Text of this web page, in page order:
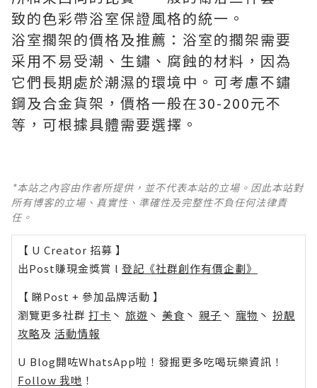
致的色彩帶浴室保證風格的統一。
浴室擱架的價格及推薦：浴室的擱架需要
采用不易受潮、生鏽、腐蝕的材料，因為
它們長期處於潮濕的環境中。可考慮不鏽
鋼及合金貨架，價格一般在30-200元不
等，可根據具體需要選擇。
*本站之內容由作者所提供，並不代表本站的立場。因此本站對
所有博客的立場、真實性、準確性及完整性不負任何法律責
任。
【 U Creator 招募 】
出Post賺現金獎賞 l 登記《社群創作有價企劃》
【 睇Post + 參加品牌活動 】
瀏覽更多社群 打卡 丶 旅遊 丶 美食 丶 親子 丶 寵物 丶 扮靚
攻略及 活動情報
U Blog開咗WhatsApp啦！發掘更多吃喝玩樂資訊！
Follow 我哋 ！